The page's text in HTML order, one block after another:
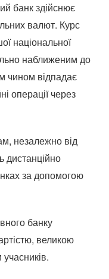
банк здійснює
валют. Курс
національної
наближеним до
чином відпадає
операції через
незалежно від
дистанційно
за допомогою
банку
великою